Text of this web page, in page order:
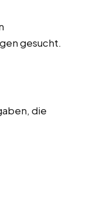
gesucht.
die